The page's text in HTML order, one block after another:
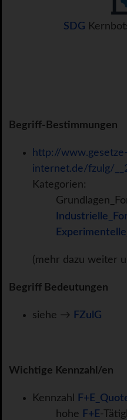
SDG
Begriff-Bestimmungen
http://
internet.de/fzulg/
Kategorien:
(mehr dazu weiter
Begriff Bedeutungen
siehe → FZulG
Wichtige Kennzahl/en
Kennzahl
hohe F+E-